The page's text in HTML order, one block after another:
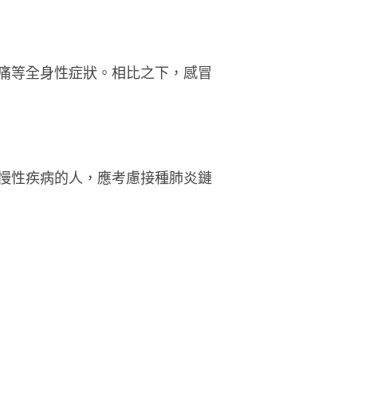
等全身性症狀。相比之下，感冒
性疾病的人，應考慮接種肺炎鏈